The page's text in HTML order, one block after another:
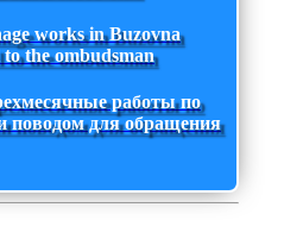
works in Buzovna
the ombudsman
работы по
поводом для обращения